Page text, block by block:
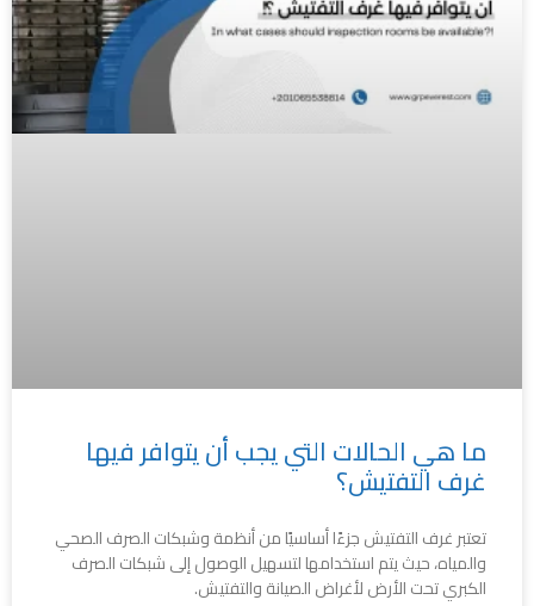
ما هي الحالات التي يجب أن يتوافر فيها
غرف التفتيش؟
تعتبر غرف التفتيش جزءًا أساسيًا من أنظمة وشبكات الصرف الصحي
والمياه، حيث يتم استخدامها لتسهيل الوصول إلى شبكات الصرف
الكبري تحت الأرض لأغراض الصيانة والتفتيش.